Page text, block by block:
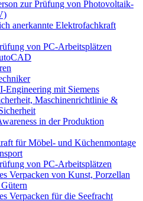
zur Prüfung von Photovoltaik-
anerkannte Elektrofachkraft
von PC-Arbeitsplätzen
mit Siemens
Maschinenrichtlinie &
in der Produktion
für Möbel- und Küchenmontage
von PC-Arbeitsplätzen
Verpacken von Kunst, Porzellan
Verpacken für die Seefracht